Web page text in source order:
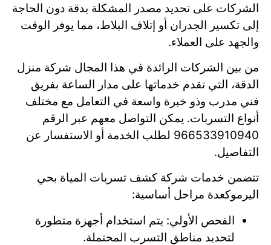
الشركات على تحديد مصدر المشكلة بدقة دون الحاجة
إلى تكسير الجدران أو إتلاف البلاط، مما يوفر الوقت
والجهد على العملاء.
من بين الشركات الرائدة في هذا المجال شركة منزل
الدقة، التي تقدم خدماتها على مدار الساعة بفريق
فني مدرب وذو خبرة واسعة في التعامل مع مختلف
أنواع التسربات. يمكن التواصل معهم عبر الرقم
966533910940 لطلب الخدمة أو الاستفسار عن
التفاصيل.
تتضمن خدمات شركة كشف تسربات المياة بحي
اليرموكعدة مراحل أساسية:
الفحص الأولي: يتم استخدام أجهزة متطورة
لتحديد مناطق التسرب المحتملة.